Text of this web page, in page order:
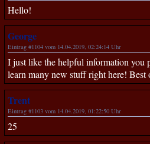
Hello!
George
Eintrag #1104 vom 14.04.2019, 02:24:14 Uhr
I just like the helpful information you
learn many new stuff right here! Best
Trent
Eintrag #1103 vom 14.04.2019, 01:22:50 Uhr
25